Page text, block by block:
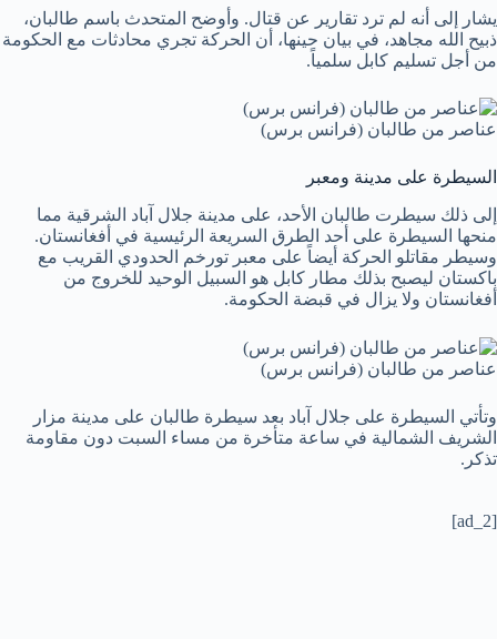
يشار إلى أنه لم ترد تقارير عن قتال. وأوضح المتحدث باسم طالبان،
ذبيح الله مجاهد، في بيان حينها، أن الحركة تجري محادثات مع الحكومة
من أجل تسليم كابل سلمياً.
عناصر من طالبان (فرانس برس)
السيطرة على مدينة ومعبر
إلى ذلك سيطرت طالبان الأحد، على مدينة جلال آباد الشرقية مما
منحها السيطرة على أحد الطرق السريعة الرئيسية في أفغانستان.
وسيطر مقاتلو الحركة أيضاً على معبر تورخم الحدودي القريب مع
باكستان ليصبح بذلك مطار كابل هو السبيل الوحيد للخروج من
أفغانستان ولا يزال في قبضة الحكومة.
عناصر من طالبان (فرانس برس)
وتأتي السيطرة على جلال آباد بعد سيطرة طالبان على مدينة مزار
الشريف الشمالية في ساعة متأخرة من مساء السبت دون مقاومة
تذكر.
[ad_2]